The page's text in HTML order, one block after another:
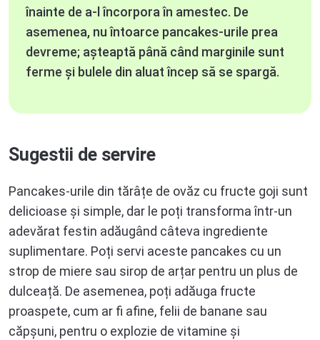
înainte de a-l încorpora în amestec. De
asemenea, nu întoarce pancakes-urile prea
devreme; așteaptă până când marginile sunt
ferme și bulele din aluat încep să se spargă.
Sugestii de servire
Pancakes-urile din tărâțe de ovăz cu fructe goji sunt
delicioase și simple, dar le poți transforma într-un
adevărat festin adăugând câteva ingrediente
suplimentare. Poți servi aceste pancakes cu un
strop de miere sau sirop de arțar pentru un plus de
dulceață. De asemenea, poți adăuga fructe
proaspete, cum ar fi afine, felii de banane sau
căpșuni, pentru o explozie de vitamine și